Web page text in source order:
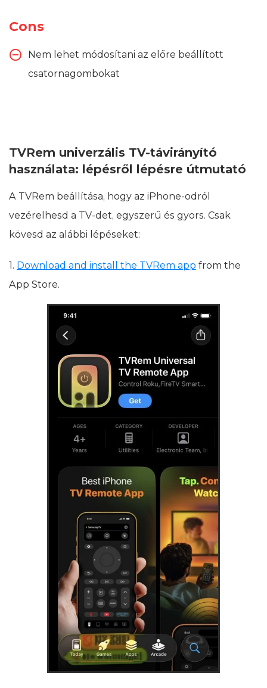
Cons
Nem lehet módosítani az előre beállított
csatornagombokat
TVRem univerzális TV-távirányító
használata: lépésről lépésre útmutató
A TVRem beállítása, hogy az iPhone-odról
vezérelhesd a TV-det, egyszerű és gyors. Csak
kövesd az alábbi lépéseket:
1. Download and install the TVRem app from the
App Store.